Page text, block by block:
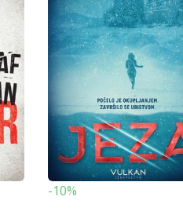
-10%